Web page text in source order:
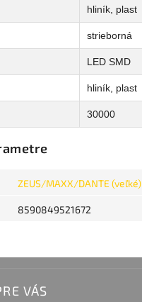
hliník, plast
strieborná
LED SMD
hliník, plast
30000
ZEUS/MAXX/DANTE (veľké)
8590849521672
VÁS